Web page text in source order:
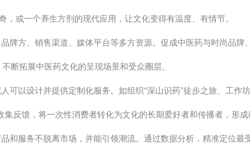
或一个养生方剂的现代应用，让文化变得有温度、有情节。
牌方、销售渠道、媒体平台等多方资源。促成中医药与时尚品牌
断拓展中医药文化的呈现场景和受众圈层。
可以设计并提供定制化服务。如组织“深山识药”徒步之旅、工作
反馈，将一次性消费者转化为文化的长期爱好者和传播者，形成
和服务不脱离市场，并能引领潮流。通过数据分析，精准定位